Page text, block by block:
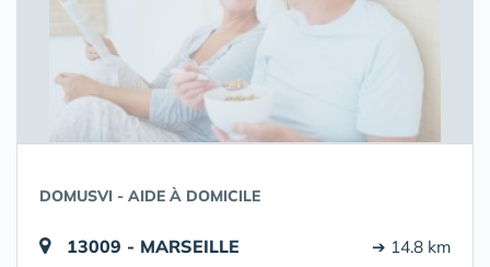
DOMUSVI - AIDE À DOMICILE
13009 - MARSEILLE ➔ 14.8 km